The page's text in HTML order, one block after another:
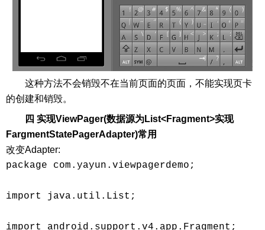
这种方法不会销毁不在当前页面的页面，不能实现页卡
的创建和销毁。
四 实现ViewPager(数据源为List<Fragment>实现
FargmentStatePagerAdapter)常用
改变Adapter:
package com.yayun.viewpagerdemo;
import java.util.List;
import android.support.v4.app.Fragment;